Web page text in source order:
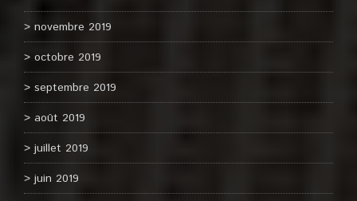
novembre 2019
octobre 2019
septembre 2019
août 2019
juillet 2019
juin 2019